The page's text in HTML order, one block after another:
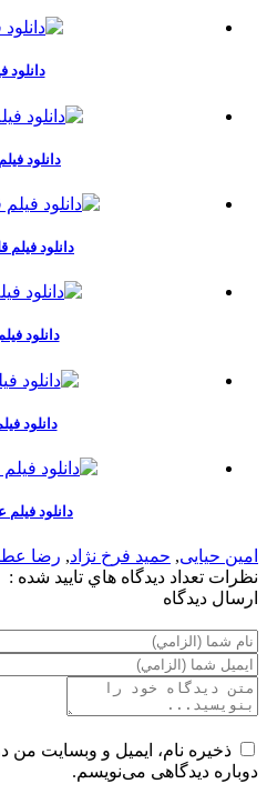
دانلود
دانلود
دانلود فیلم
دانلود
دانلود
دانلود
امین حیایی, حمید فرخ نژاد, رضا
نظرات تعداد ديدگاه هاي تاييد شده :
ارسال ديدگاه
ذخیره نام، ایمیل و وبسایت من
دوباره دیدگاهی می‌نویسم.